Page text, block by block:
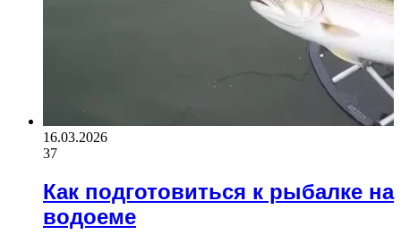
16.03.2026
37
Как подготовиться к рыбалке на
водоеме